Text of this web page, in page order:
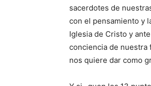
sacerdotes de
con el pensamiento y
Iglesia de Cristo y
conciencia de nuestra
nos quiere dar como